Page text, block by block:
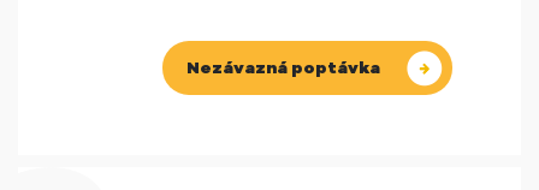
Nezávazná poptávka